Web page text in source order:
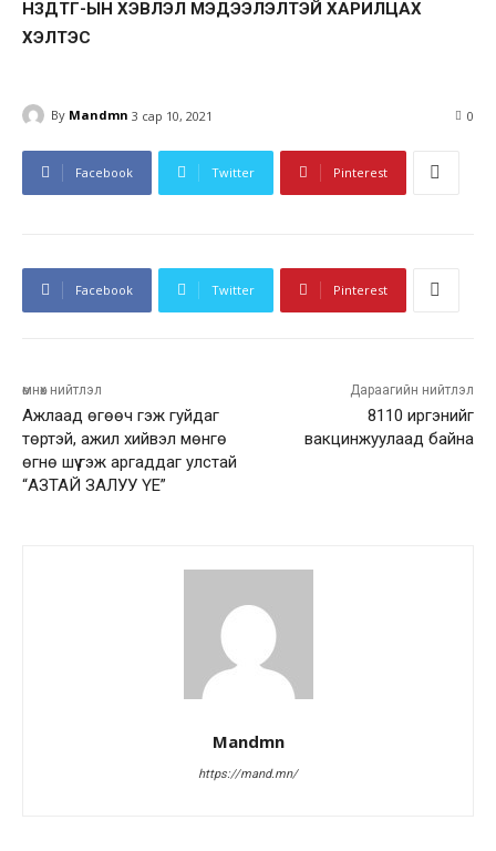
НЗДТГ-ЫН ХЭВЛЭЛ МЭДЭЭЛЭЛТЭЙ ХАРИЛЦАХ
ХЭЛТЭС
By Mandmn 3 сар 10, 2021 0
Facebook Twitter Pinterest
Facebook Twitter Pinterest
өмнөх нийтлэл
Ажлаад өгөөч гэж гуйдаг
төртэй, ажил хийвэл мөнгө
өгнө шүү гэж аргаддаг улстай
“АЗТАЙ ЗАЛУУ ҮЕ”
Дараагийн нийтлэл
8110 иргэнийг
вакцинжуулаад байна
Mandmn
https://mand.mn/